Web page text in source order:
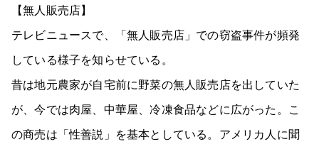
【無人販売店】
テレビニュースで、「無人販売店」での窃盗事件が頻発
している様子を知らせている。
昔は地元農家が自宅前に野菜の無人販売店を出していた
が、今では肉屋、中華屋、冷凍食品などに広がった。こ
の商売は「性善説」を基本としている。アメリカ人に聞